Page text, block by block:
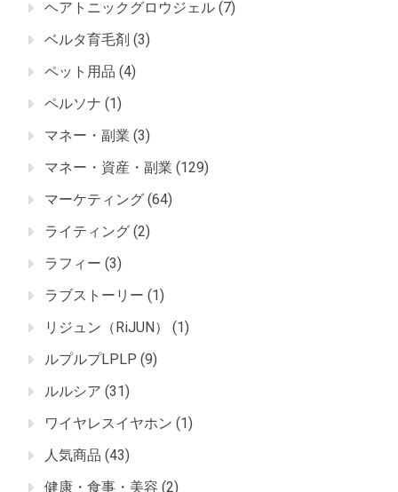
ヘアトニックグロウジェル (7)
ベルタ育毛剤 (3)
ペット用品 (4)
ペルソナ (1)
マネー・副業 (3)
マネー・資産・副業 (129)
マーケティング (64)
ライティング (2)
ラフィー (3)
ラブストーリー (1)
リジュン（RiJUN）
(1)
ルプルプLPLP (9)
ルルシア (31)
ワイヤレスイヤホン (1)
人気商品 (43)
健康・食事・美容 (2)